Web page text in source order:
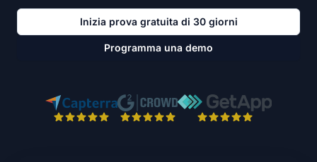
Inizia prova gratuita di 30 giorni
Programma una demo